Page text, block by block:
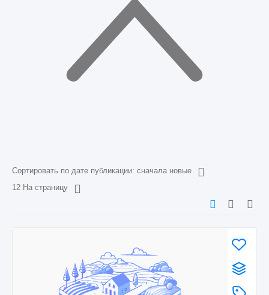
Сортировать по дате публикации: сначала новые
12 На страницу